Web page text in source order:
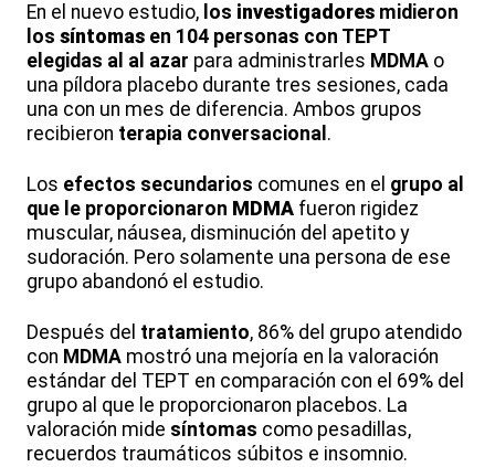
En el nuevo estudio, los investigadores midieron
los síntomas en 104 personas con TEPT
elegidas al al azar para administrarles MDMA o
una píldora placebo durante tres sesiones, cada
una con un mes de diferencia. Ambos grupos
recibieron terapia conversacional .
Los efectos secundarios comunes en el grupo al
que le proporcionaron MDMA fueron rigidez
muscular, náusea, disminución del apetito y
sudoración. Pero solamente una persona de ese
grupo abandonó el estudio.
Después del tratamiento, 86% del grupo atendido
con MDMA mostró una mejoría en la valoración
estándar del TEPT en comparación con el 69% del
grupo al que le proporcionaron placebos. La
valoración mide síntomas como pesadillas,
recuerdos traumáticos súbitos e insomnio.